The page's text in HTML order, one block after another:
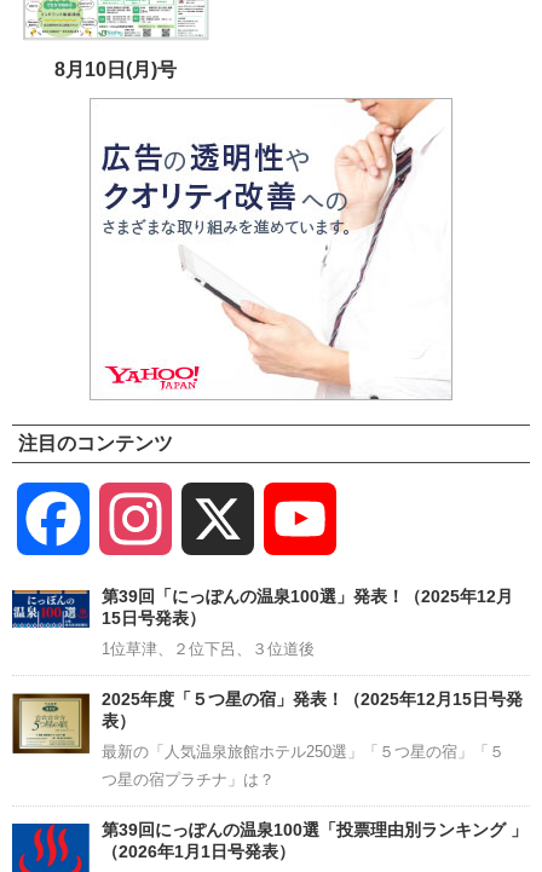
8月10日(月)号
注目のコンテンツ
Facebook Instagram
Channel
第39回「にっぽんの温泉100選」発表！（2025年12月
15日号発表）
1位草津、２位下呂、３位道後
2025年度「５つ星の宿」発表！（2025年12月15日号発
表）
最新の「人気温泉旅館ホテル250選」「５つ星の宿」「５
つ星の宿プラチナ」は？
第39回にっぽんの温泉100選「投票理由別ランキング 」
（2026年1月1日号発表）